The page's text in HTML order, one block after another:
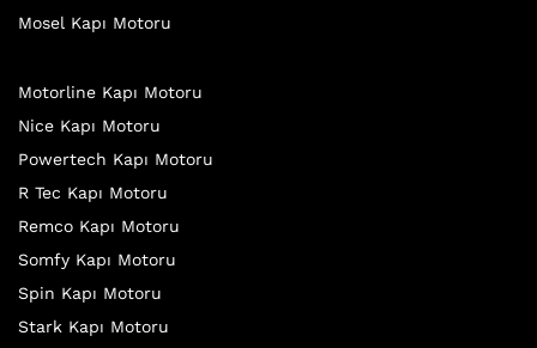
Mosel Kapı Motoru
Motorline Kapı Motoru
Nice Kapı Motoru
Powertech Kapı Motoru
R Tec Kapı Motoru
Remco Kapı Motoru
Somfy Kapı Motoru
Spin Kapı Motoru
Stark Kapı Motoru